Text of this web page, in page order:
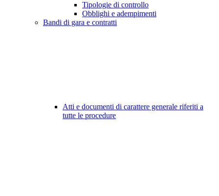
Tipologie di controllo
Obblighi e adempimenti
Bandi di gara e contratti
Atti e documenti di carattere generale riferiti a
tutte le procedure